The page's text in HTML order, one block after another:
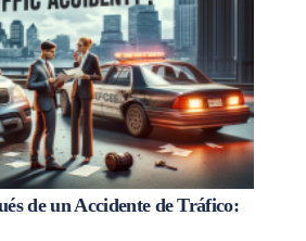
de un Accidente de Tráfico: